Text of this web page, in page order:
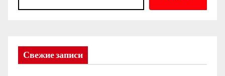
Свежие записи